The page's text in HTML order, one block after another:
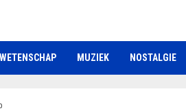
WETENSCHAP MUZIEK NOSTALGIE